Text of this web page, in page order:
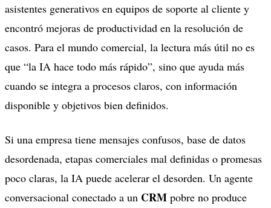
asistentes generativos en equipos de soporte al cliente y
encontró mejoras de productividad en la resolución de
casos. Para el mundo comercial, la lectura más útil no es
que “la IA hace todo más rápido”, sino que ayuda más
cuando se integra a procesos claros, con información
disponible y objetivos bien definidos.
Si una empresa tiene mensajes confusos, base de datos
desordenada, etapas comerciales mal definidas o promesas
poco claras, la IA puede acelerar el desorden. Un agente
conversacional conectado a un CRM pobre no produce